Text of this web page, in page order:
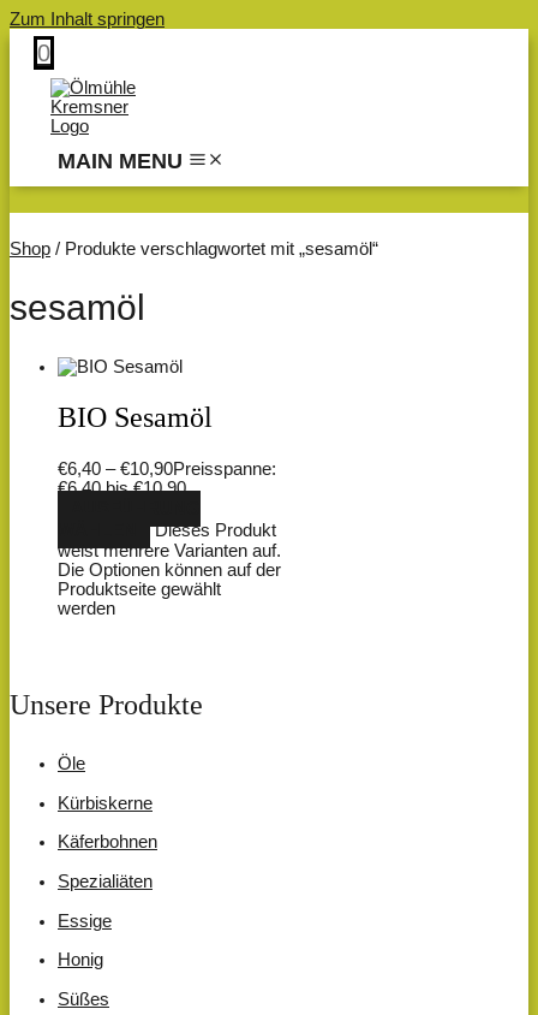
Zum Inhalt springen
0
MAIN MENU
Shop / Produkte verschlagwortet mit „sesamöl“
sesamöl
BIO Sesamöl
€6,40 –€10,90Preisspanne:
€6,40 bis €10,90
Dieses Produkt
weist mehrere Varianten auf.
Die Optionen können auf der
Produktseite gewählt
werden
Unsere Produkte
Öle
Kürbiskerne
Käferbohnen
Spezialiäten
Essige
Honig
Süßes